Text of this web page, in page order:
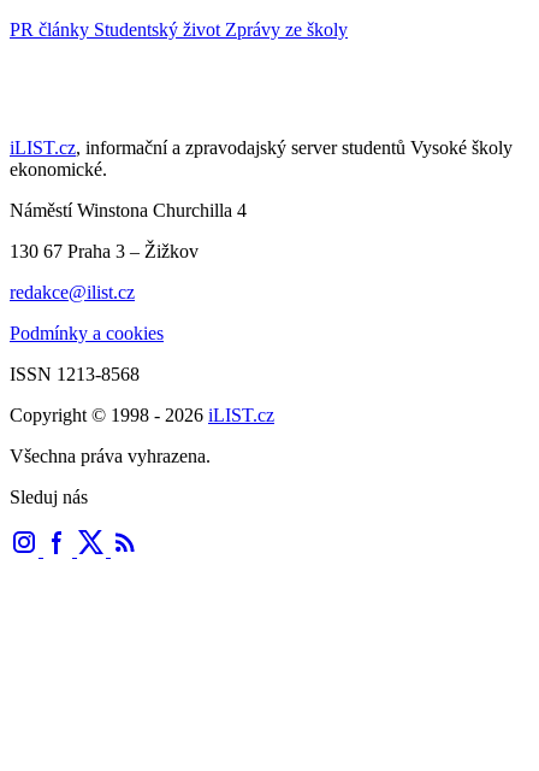
PR články Studentský život Zprávy ze školy
iLIST.cz, informační a zpravodajský server studentů Vysoké školy
ekonomické.
Náměstí Winstona Churchilla 4
130 67 Praha 3 – Žižkov
redakce@ilist.cz
Podmínky a cookies
ISSN 1213-8568
Copyright © 1998 - 2026 iLIST.cz
Všechna práva vyhrazena.
Sleduj nás